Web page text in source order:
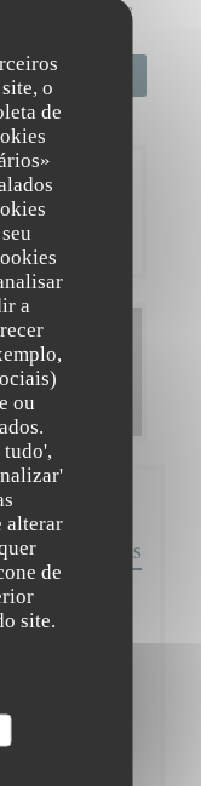
o
de
a
ou
alterar
de
site.
a nossa
política de
DIREÇÕES